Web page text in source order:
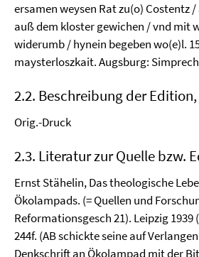
ersamen weysen Rat zu(o) Costentz
auß dem kloster gewichen / vnd mit
widerumb / hynein begeben wo(e)l.
maysterloszkait. Augsburg:
2.2. Beschreibung der
Orig.-Druck
2.3. Literatur zur Quelle bzw.
Ernst Stähelin, Das theologische
Ökolampads. (= Quellen und
Reformationsgesch 21). Leipzig 1939
244f. (AB schickte seine auf
Denkschrift an Ökolampad mit der